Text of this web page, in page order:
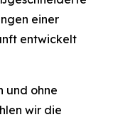
einer
entwickelt
und ohne
wir die